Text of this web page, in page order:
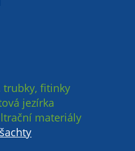
trubky, fitinky
jezírka
materiály